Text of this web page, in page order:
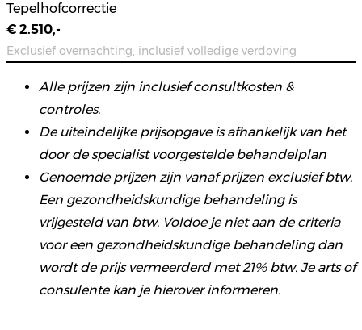
Tepelhofcorrectie
€ 2.510,-
Exclusief overnachting, inclusief volledige verdoving
Alle prijzen zijn inclusief consultkosten &
controles.
De uiteindelijke prijsopgave is afhankelijk van het
door de specialist voorgestelde behandelplan
Genoemde prijzen zijn vanaf prijzen exclusief btw.
Een gezondheidskundige behandeling is
vrijgesteld van btw. Voldoe je niet aan de criteria
voor een gezondheidskundige behandeling dan
wordt de prijs vermeerderd met 21% btw. Je arts of
consulente kan je hierover informeren.